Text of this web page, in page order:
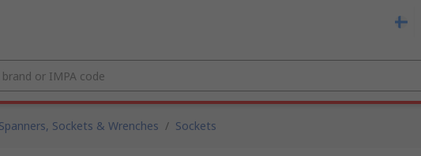
Spanners, Sockets & Wrenches / Sockets